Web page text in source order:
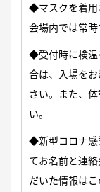
◆マスクを着用
会場内では常時
◆受付時に検温
合は、入場を
さい。また、
い。
◆新型コロナ感
てお名前と連
だいた情報は